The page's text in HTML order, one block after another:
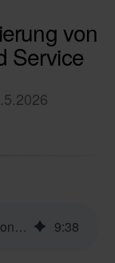
von
Service
12 Tipps für die Digitalisierung von Marketing, Vertrieb und Service 9:38